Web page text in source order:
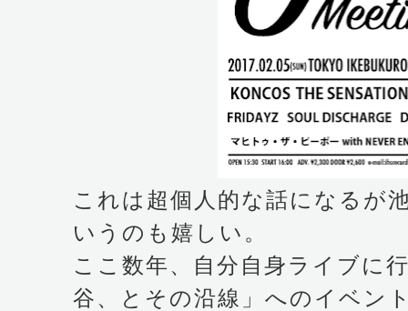
これは超個人的な話になるが
いうのも嬉しい。
ここ数年、自分自身ライブに
谷、とその沿線」へのイベン